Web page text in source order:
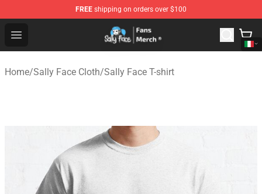
FREE shipping on orders over $100
Open menu
Sally Face Store - Official Sally Face Merchandise Shop
Home/Sally Face Cloth/Sally Face T-shirt